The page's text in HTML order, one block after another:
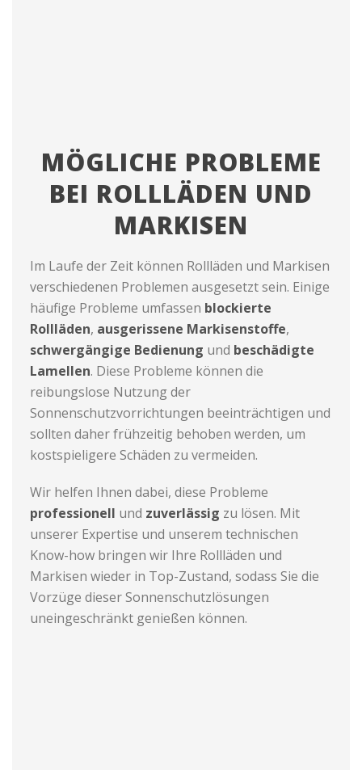
MÖGLICHE PROBLEME
BEI ROLLLÄDEN UND
MARKISEN
Im Laufe der Zeit können Rollläden und Markisen
verschiedenen Problemen ausgesetzt sein. Einige
häufige Probleme umfassen blockierte
Rollläden, ausgerissene Markisenstoffe,
schwergängige Bedienung und beschädigte
Lamellen. Diese Probleme können die
reibungslose Nutzung der
Sonnenschutzvorrichtungen beeinträchtigen und
sollten daher frühzeitig behoben werden, um
kostspieligere Schäden zu vermeiden.
Wir helfen Ihnen dabei, diese Probleme
professionell und zuverlässig zu lösen. Mit
unserer Expertise und unserem technischen
Know-how bringen wir Ihre Rollläden und
Markisen wieder in Top-Zustand, sodass Sie die
Vorzüge dieser Sonnenschutzlösungen
uneingeschränkt genießen können.